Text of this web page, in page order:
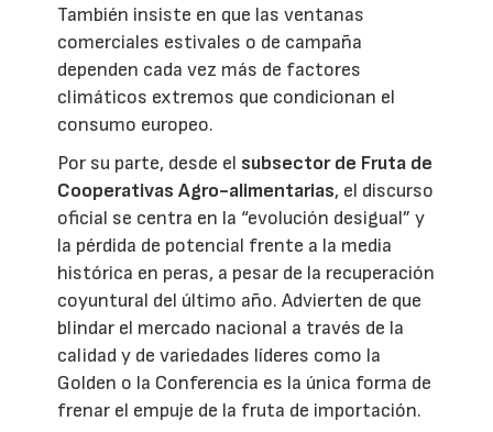
También insiste en que las ventanas
comerciales estivales o de campaña
dependen cada vez más de factores
climáticos extremos que condicionan el
consumo europeo.
Por su parte, desde el subsector de Fruta de
Cooperativas Agro-alimentarias, el discurso
oficial se centra en la “evolución desigual” y
la pérdida de potencial frente a la media
histórica en peras, a pesar de la recuperación
coyuntural del último año. Advierten de que
blindar el mercado nacional a través de la
calidad y de variedades líderes como la
Golden o la Conferencia es la única forma de
frenar el empuje de la fruta de importación.